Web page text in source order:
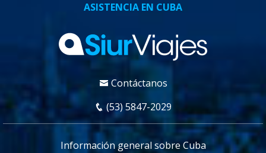
ASISTENCIA EN CUBA
Contáctanos
(53) 5847-2029
Información general sobre Cuba